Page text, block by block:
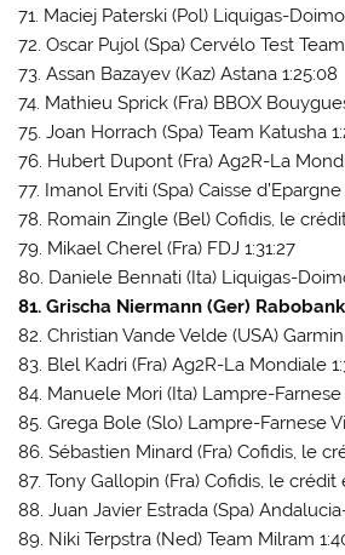
71. Maciej Paterski (Pol) Liquigas-Doimo
72. Oscar Pujol (Spa) Cervélo Test Team
73. Assan Bazayev (Kaz) Astana 1:25:08
74. Mathieu Sprick (Fra) BBOX
75. Joan Horrach (Spa) Team Katusha
76. Hubert Dupont (Fra) Ag2R-La
77. Imanol Erviti (Spa) Caisse d’Epargne
78. Romain Zingle (Bel) Cofidis, le
79. Mikael Cherel (Fra) FDJ 1:31:27
80. Daniele Bennati (Ita) Liquigas-
81. Grischa Niermann (Ger) Rabobank
82. Christian Vande Velde (USA)
83. Blel Kadri (Fra) Ag2R-La Mondiale
84. Manuele Mori (Ita) Lampre-Farnese
85. Grega Bole (Slo) Lampre-Farnese
86. Sébastien Minard (Fra) Cofidis, le
87. Tony Gallopin (Fra) Cofidis, le crédit
88. Juan Javier Estrada (Spa)
89. Niki Terpstra (Ned) Team Milram